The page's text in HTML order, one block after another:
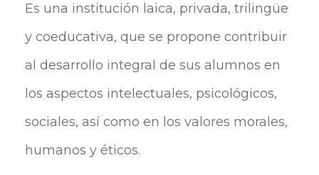
Es una institución laica, privada, trilingüe
y coeducativa, que se propone contribuir
al desarrollo integral de sus alumnos en
los aspectos intelectuales, psicológicos,
sociales, así como en los valores morales,
humanos y éticos.